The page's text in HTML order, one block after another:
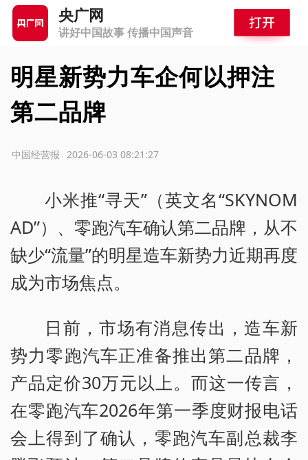
央广网
讲好中国故事 传播中国声音
明星新势力车企何以押注
第二品牌
2026-06-03 08:21:27
中国经营报
小米推“寻天”（英文名“SKYNOM
AD”）、零跑汽车确认第二品牌，从不
缺少“流量”的明星造车新势力近期再度
成为市场焦点。
日前，市场有消息传出，造车新
势力零跑汽车正准备推出第二品牌，
产品定价30万元以上。而这一传言，
在零跑汽车2026年第一季度财报电话
会上得到了确认，零跑汽车副总裁李